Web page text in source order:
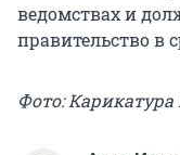
ведомствах и
правительство в
Фото: